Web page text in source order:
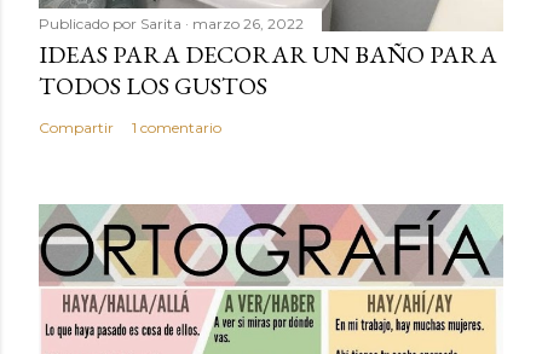
Publicado por Sarita marzo 26, 2022
IDEAS PARA DECORAR UN BAÑO PARA
TODOS LOS GUSTOS
Compartir 1 comentario